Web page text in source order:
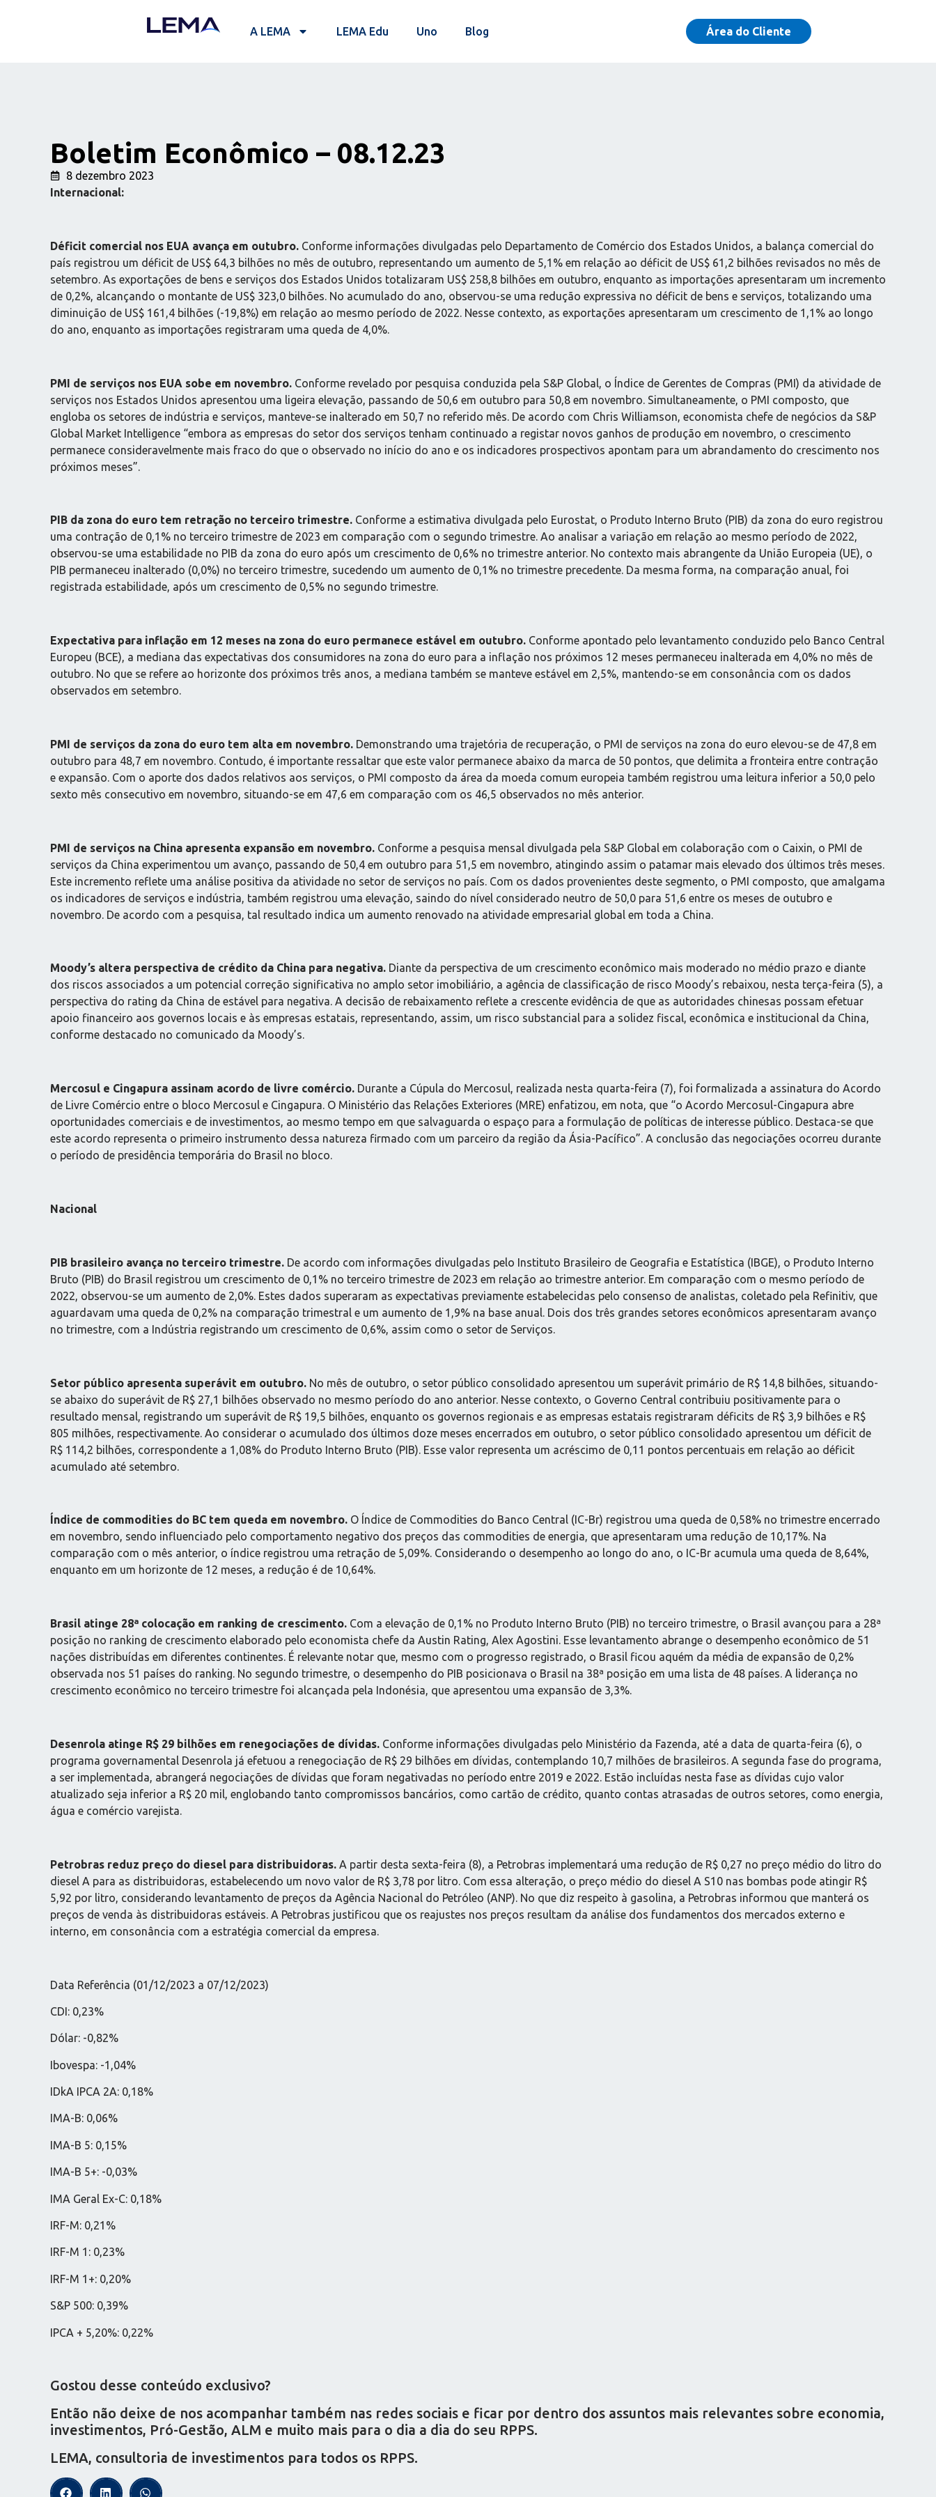
A LEMA LEMA Edu Uno Blog Área do Cliente
Boletim Econômico – 08.12.23
8 dezembro 2023
Internacional:
Déficit comercial nos EUA avança em outubro. Conforme informações divulgadas pelo Departamento de Comércio dos Estados Unidos, a balança comercial do
país registrou um déficit de US$ 64,3 bilhões no mês de outubro, representando um aumento de 5,1% em relação ao déficit de US$ 61,2 bilhões revisados no mês de
setembro. As exportações de bens e serviços dos Estados Unidos totalizaram US$ 258,8 bilhões em outubro, enquanto as importações apresentaram um incremento
de 0,2%, alcançando o montante de US$ 323,0 bilhões. No acumulado do ano, observou-se uma redução expressiva no déficit de bens e serviços, totalizando uma
diminuição de US$ 161,4 bilhões (-19,8%) em relação ao mesmo período de 2022. Nesse contexto, as exportações apresentaram um crescimento de 1,1% ao longo
do ano, enquanto as importações registraram uma queda de 4,0%.
PMI de serviços nos EUA sobe em novembro. Conforme revelado por pesquisa conduzida pela S&P Global, o Índice de Gerentes de Compras (PMI) da atividade de
serviços nos Estados Unidos apresentou uma ligeira elevação, passando de 50,6 em outubro para 50,8 em novembro. Simultaneamente, o PMI composto, que
engloba os setores de indústria e serviços, manteve-se inalterado em 50,7 no referido mês. De acordo com Chris Williamson, economista chefe de negócios da S&P
Global Market Intelligence “embora as empresas do setor dos serviços tenham continuado a registar novos ganhos de produção em novembro, o crescimento
permanece consideravelmente mais fraco do que o observado no início do ano e os indicadores prospectivos apontam para um abrandamento do crescimento nos
próximos meses”.
PIB da zona do euro tem retração no terceiro trimestre. Conforme a estimativa divulgada pelo Eurostat, o Produto Interno Bruto (PIB) da zona do euro registrou
uma contração de 0,1% no terceiro trimestre de 2023 em comparação com o segundo trimestre. Ao analisar a variação em relação ao mesmo período de 2022,
observou-se uma estabilidade no PIB da zona do euro após um crescimento de 0,6% no trimestre anterior. No contexto mais abrangente da União Europeia (UE), o
PIB permaneceu inalterado (0,0%) no terceiro trimestre, sucedendo um aumento de 0,1% no trimestre precedente. Da mesma forma, na comparação anual, foi
registrada estabilidade, após um crescimento de 0,5% no segundo trimestre.
Expectativa para inflação em 12 meses na zona do euro permanece estável em outubro. Conforme apontado pelo levantamento conduzido pelo Banco Central
Europeu (BCE), a mediana das expectativas dos consumidores na zona do euro para a inflação nos próximos 12 meses permaneceu inalterada em 4,0% no mês de
outubro. No que se refere ao horizonte dos próximos três anos, a mediana também se manteve estável em 2,5%, mantendo-se em consonância com os dados
observados em setembro.
PMI de serviços da zona do euro tem alta em novembro. Demonstrando uma trajetória de recuperação, o PMI de serviços na zona do euro elevou-se de 47,8 em
outubro para 48,7 em novembro. Contudo, é importante ressaltar que este valor permanece abaixo da marca de 50 pontos, que delimita a fronteira entre contração
e expansão. Com o aporte dos dados relativos aos serviços, o PMI composto da área da moeda comum europeia também registrou uma leitura inferior a 50,0 pelo
sexto mês consecutivo em novembro, situando-se em 47,6 em comparação com os 46,5 observados no mês anterior.
PMI de serviços na China apresenta expansão em novembro. Conforme a pesquisa mensal divulgada pela S&P Global em colaboração com o Caixin, o PMI de
serviços da China experimentou um avanço, passando de 50,4 em outubro para 51,5 em novembro, atingindo assim o patamar mais elevado dos últimos três meses.
Este incremento reflete uma análise positiva da atividade no setor de serviços no país. Com os dados provenientes deste segmento, o PMI composto, que amalgama
os indicadores de serviços e indústria, também registrou uma elevação, saindo do nível considerado neutro de 50,0 para 51,6 entre os meses de outubro e
novembro. De acordo com a pesquisa, tal resultado indica um aumento renovado na atividade empresarial global em toda a China.
Moody’s altera perspectiva de crédito da China para negativa. Diante da perspectiva de um crescimento econômico mais moderado no médio prazo e diante
dos riscos associados a um potencial correção significativa no amplo setor imobiliário, a agência de classificação de risco Moody’s rebaixou, nesta terça-feira (5), a
perspectiva do rating da China de estável para negativa. A decisão de rebaixamento reflete a crescente evidência de que as autoridades chinesas possam efetuar
apoio financeiro aos governos locais e às empresas estatais, representando, assim, um risco substancial para a solidez fiscal, econômica e institucional da China,
conforme destacado no comunicado da Moody’s.
Mercosul e Cingapura assinam acordo de livre comércio. Durante a Cúpula do Mercosul, realizada nesta quarta-feira (7), foi formalizada a assinatura do Acordo
de Livre Comércio entre o bloco Mercosul e Cingapura. O Ministério das Relações Exteriores (MRE) enfatizou, em nota, que “o Acordo Mercosul-Cingapura abre
oportunidades comerciais e de investimentos, ao mesmo tempo em que salvaguarda o espaço para a formulação de políticas de interesse público. Destaca-se que
este acordo representa o primeiro instrumento dessa natureza firmado com um parceiro da região da Ásia-Pacífico”. A conclusão das negociações ocorreu durante
o período de presidência temporária do Brasil no bloco.
Nacional
PIB brasileiro avança no terceiro trimestre. De acordo com informações divulgadas pelo Instituto Brasileiro de Geografia e Estatística (IBGE), o Produto Interno
Bruto (PIB) do Brasil registrou um crescimento de 0,1% no terceiro trimestre de 2023 em relação ao trimestre anterior. Em comparação com o mesmo período de
2022, observou-se um aumento de 2,0%. Estes dados superaram as expectativas previamente estabelecidas pelo consenso de analistas, coletado pela Refinitiv, que
aguardavam uma queda de 0,2% na comparação trimestral e um aumento de 1,9% na base anual. Dois dos três grandes setores econômicos apresentaram avanço
no trimestre, com a Indústria registrando um crescimento de 0,6%, assim como o setor de Serviços.
Setor público apresenta superávit em outubro. No mês de outubro, o setor público consolidado apresentou um superávit primário de R$ 14,8 bilhões, situando-
se abaixo do superávit de R$ 27,1 bilhões observado no mesmo período do ano anterior. Nesse contexto, o Governo Central contribuiu positivamente para o
resultado mensal, registrando um superávit de R$ 19,5 bilhões, enquanto os governos regionais e as empresas estatais registraram déficits de R$ 3,9 bilhões e R$
805 milhões, respectivamente. Ao considerar o acumulado dos últimos doze meses encerrados em outubro, o setor público consolidado apresentou um déficit de
R$ 114,2 bilhões, correspondente a 1,08% do Produto Interno Bruto (PIB). Esse valor representa um acréscimo de 0,11 pontos percentuais em relação ao déficit
acumulado até setembro.
Índice de commodities do BC tem queda em novembro. O Índice de Commodities do Banco Central (IC-Br) registrou uma queda de 0,58% no trimestre encerrado
em novembro, sendo influenciado pelo comportamento negativo dos preços das commodities de energia, que apresentaram uma redução de 10,17%. Na
comparação com o mês anterior, o índice registrou uma retração de 5,09%. Considerando o desempenho ao longo do ano, o IC-Br acumula uma queda de 8,64%,
enquanto em um horizonte de 12 meses, a redução é de 10,64%.
Brasil atinge 28ª colocação em ranking de crescimento. Com a elevação de 0,1% no Produto Interno Bruto (PIB) no terceiro trimestre, o Brasil avançou para a 28ª
posição no ranking de crescimento elaborado pelo economista chefe da Austin Rating, Alex Agostini. Esse levantamento abrange o desempenho econômico de 51
nações distribuídas em diferentes continentes. É relevante notar que, mesmo com o progresso registrado, o Brasil ficou aquém da média de expansão de 0,2%
observada nos 51 países do ranking. No segundo trimestre, o desempenho do PIB posicionava o Brasil na 38ª posição em uma lista de 48 países. A liderança no
crescimento econômico no terceiro trimestre foi alcançada pela Indonésia, que apresentou uma expansão de 3,3%.
Desenrola atinge R$ 29 bilhões em renegociações de dívidas. Conforme informações divulgadas pelo Ministério da Fazenda, até a data de quarta-feira (6), o
programa governamental Desenrola já efetuou a renegociação de R$ 29 bilhões em dívidas, contemplando 10,7 milhões de brasileiros. A segunda fase do programa,
a ser implementada, abrangerá negociações de dívidas que foram negativadas no período entre 2019 e 2022. Estão incluídas nesta fase as dívidas cujo valor
atualizado seja inferior a R$ 20 mil, englobando tanto compromissos bancários, como cartão de crédito, quanto contas atrasadas de outros setores, como energia,
água e comércio varejista.
Petrobras reduz preço do diesel para distribuidoras. A partir desta sexta-feira (8), a Petrobras implementará uma redução de R$ 0,27 no preço médio do litro do
diesel A para as distribuidoras, estabelecendo um novo valor de R$ 3,78 por litro. Com essa alteração, o preço médio do diesel A S10 nas bombas pode atingir R$
5,92 por litro, considerando levantamento de preços da Agência Nacional do Petróleo (ANP). No que diz respeito à gasolina, a Petrobras informou que manterá os
preços de venda às distribuidoras estáveis. A Petrobras justificou que os reajustes nos preços resultam da análise dos fundamentos dos mercados externo e
interno, em consonância com a estratégia comercial da empresa.
Data Referência (01/12/2023 a 07/12/2023)
CDI: 0,23%
Dólar: -0,82%
Ibovespa: -1,04%
IDkA IPCA 2A: 0,18%
IMA-B: 0,06%
IMA-B 5: 0,15%
IMA-B 5+: -0,03%
IMA Geral Ex-C: 0,18%
IRF-M: 0,21%
IRF-M 1: 0,23%
IRF-M 1+: 0,20%
S&P 500: 0,39%
IPCA + 5,20%: 0,22%
Gostou desse conteúdo exclusivo?
Então não deixe de nos acompanhar também nas redes sociais e ficar por dentro dos assuntos mais relevantes sobre economia,
investimentos, Pró-Gestão, ALM e muito mais para o dia a dia do seu RPPS.
LEMA, consultoria de investimentos para todos os RPPS.